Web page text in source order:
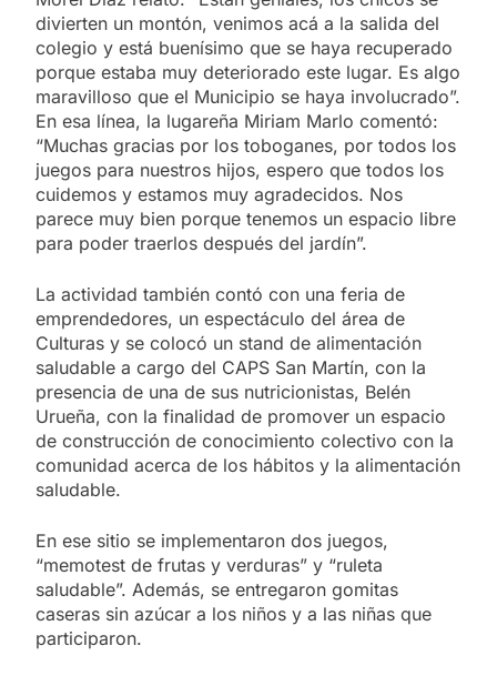
divierten un montón, venimos acá a la salida del
colegio y está buenísimo que se haya recuperado
porque estaba muy deteriorado este lugar. Es algo
maravilloso que el Municipio se haya involucrado”.
En esa línea, la lugareña Miriam Marlo comentó:
“Muchas gracias por los toboganes, por todos los
juegos para nuestros hijos, espero que todos los
cuidemos y estamos muy agradecidos. Nos
parece muy bien porque tenemos un espacio libre
para poder traerlos después del jardín”.
La actividad también contó con una feria de
emprendedores, un espectáculo del área de
Culturas y se colocó un stand de alimentación
saludable a cargo del CAPS San Martín, con la
presencia de una de sus nutricionistas, Belén
Urueña, con la finalidad de promover un espacio
de construcción de conocimiento colectivo con la
comunidad acerca de los hábitos y la alimentación
saludable.
En ese sitio se implementaron dos juegos,
“memotest de frutas y verduras” y “ruleta
saludable”. Además, se entregaron gomitas
caseras sin azúcar a los niños y a las niñas que
participaron.